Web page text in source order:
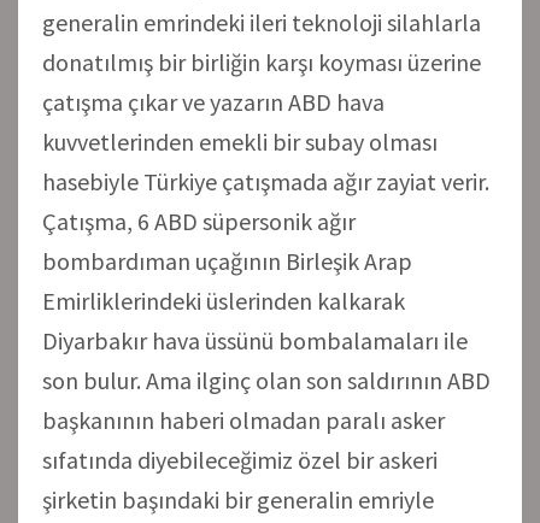
generalin emrindeki ileri teknoloji silahlarla
donatılmış bir birliğin karşı koyması üzerine
çatışma çıkar ve yazarın ABD hava
kuvvetlerinden emekli bir subay olması
hasebiyle Türkiye çatışmada ağır zayiat verir.
Çatışma, 6 ABD süpersonik ağır
bombardıman uçağının Birleşik Arap
Emirliklerindeki üslerinden kalkarak
Diyarbakır hava üssünü bombalamaları ile
son bulur. Ama ilginç olan son saldırının ABD
başkanının haberi olmadan paralı asker
sıfatında diyebileceğimiz özel bir askeri
şirketin başındaki bir generalin emriyle